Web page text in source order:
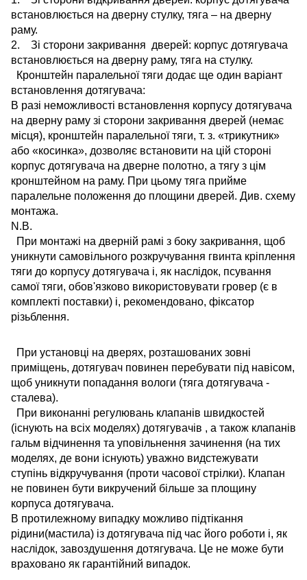
встановлюється на дверну стулку, тяга – на дверну
раму.
2. Зі сторони закривання дверей: корпус дотягувача
встановлюється на дверну раму, тяга на стулку.
Кронштейн паралельної тяги додає ще один варіант
встановлення дотягувача:
В разі неможливості встановлення корпусу дотягувача
на дверну раму зі сторони закривання дверей (немає
місця), кронштейн паралельної тяги, т. з. «трикутник»
або «косинка», дозволяє встановити на цій стороні
корпус дотягувача на дверне полотно, а тягу з цім
кронштейном на раму. При цьому тяга прийме
паралельне положення до площини дверей. Див. схему
монтажа.
N.B.
При монтажі на дверній рамі з боку закривання, щоб
уникнути самовільного розкручування гвинта кріплення
тяги до корпусу дотягувача і, як наслідок, псування
самої тяги, обов'язково використовувати гровер (є в
комплекті поставки) і, рекомендовано, фіксатор
різьблення.
При установці на дверях, розташованих зовні
приміщень, дотягувач повинен перебувати під навісом,
щоб уникнути попадання вологи (тяга дотягувача -
сталева).
При виконанні регулювань клапанів швидкостей
(існують на всіх моделях) дотягувачів , а також клапанів
гальм відчинення та уповільнення зачинення (на тих
моделях, де вони існують) уважно видстежувати
ступінь відкручування (проти часової стрілки). Клапан
не повинен бути викручений більше за площину
корпуса дотягувача.
В протилежному випадку можливо підтікання
рідини(мастила) із дотягувача під час його роботи і, як
наслідок, завоздушення дотягувача. Це не може бути
враховано як гарантійний випадок.